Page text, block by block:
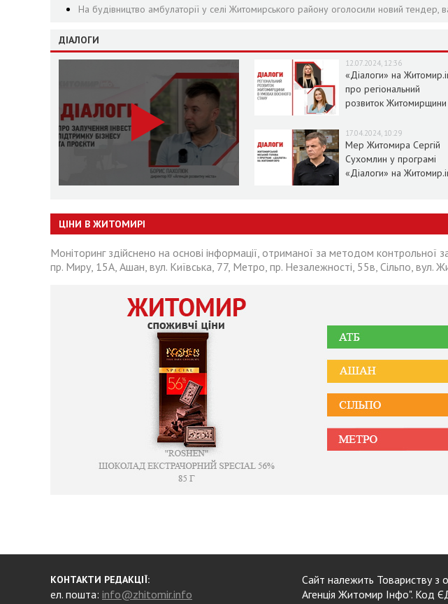
На будівництво амбулаторії у селі Житомирського району оголосили новий тендер,
ДІАЛОГИ
12.07.2024, 12:36
«Діалоги» на
про регіональний
розвиток Житомирщини
17.04.2024, 10:29
Мер Житомира Сергій
Сухомлин у програмі
«Діалоги» на
ЦІНИ В ЖИТОМИРІ
Моніторинг здійснено на основі інформації, отриманої за методом контрольної
пр. Миру, 15А, Ашан, вул. Київська, 77, Метро, пр. Незалежності, 55в, Сільпо, вул.
КОНТАКТИ РЕДАКЦІЇ:
ел. пошта: info@zhitomir.info
Сайт належить Товариству з
Агенція Житомир Інфо". Код